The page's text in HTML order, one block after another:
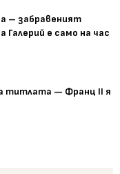
– забравеният
Галерий е само на час
титлата — Франц II я